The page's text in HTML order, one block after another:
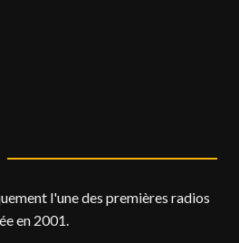
l'une des premières radios
en 2001.